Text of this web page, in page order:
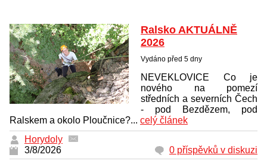
Ralsko AKTUÁLNĚ
2026
Vydáno před 5 dny
NEVEKLOVICE Co je
nového na pomezí
středních a severních Čech
- pod Bezdězem, pod
Ralskem a okolo Ploučnice?... celý článek
Horydoly
3/8/2026
0 příspěvků v diskuzi